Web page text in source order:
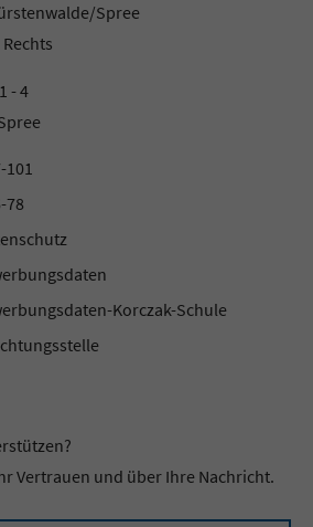
Spree
- 4
101
78
Korczak-Schule
Vertrauen und über Ihre Nachricht.